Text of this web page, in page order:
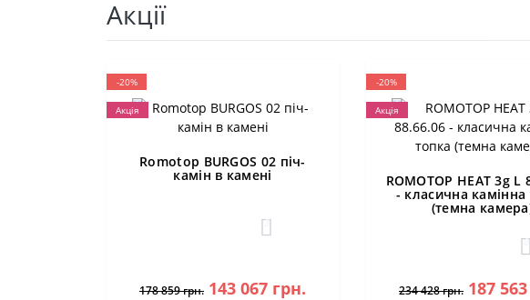
Акції
-20%
Акція
Romotop BURGOS 02 піч-
камін в камені
3
178 859 грн. 143 067 грн.
-20%
Акція
ROMOTOP HEAT 3g L
- класична камінна
(темна
0
234 428 грн. 187